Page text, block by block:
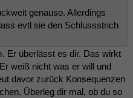
genauso. Allerdings
evtl sie den Schlussstrich
Er überlässt es dir. Das wirkt
weiß nicht was er will und
davor zurück Konsequenzen
Überleg dir mal, ob du so